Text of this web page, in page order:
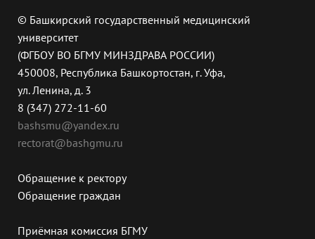
© Башкирский государственный медицинский
университет
(ФГБОУ ВО БГМУ МИНЗДРАВА РОССИИ)
450008, Республика Башкортостан, г. Уфа,
ул. Ленина, д. 3
8 (347) 272-11-60
bashsmu@yandex.ru
rectorat@bashgmu.ru
Обращение к ректору
Обращение граждан
Приёмная комиссия БГМУ